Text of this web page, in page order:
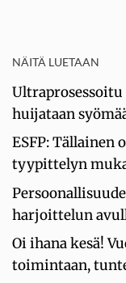
NÄITÄ LUETAAN
huijataan
ESFP: Tällainen
tyypittelyn
harjoittelun
Oi ihana kesä!
toimintaan,